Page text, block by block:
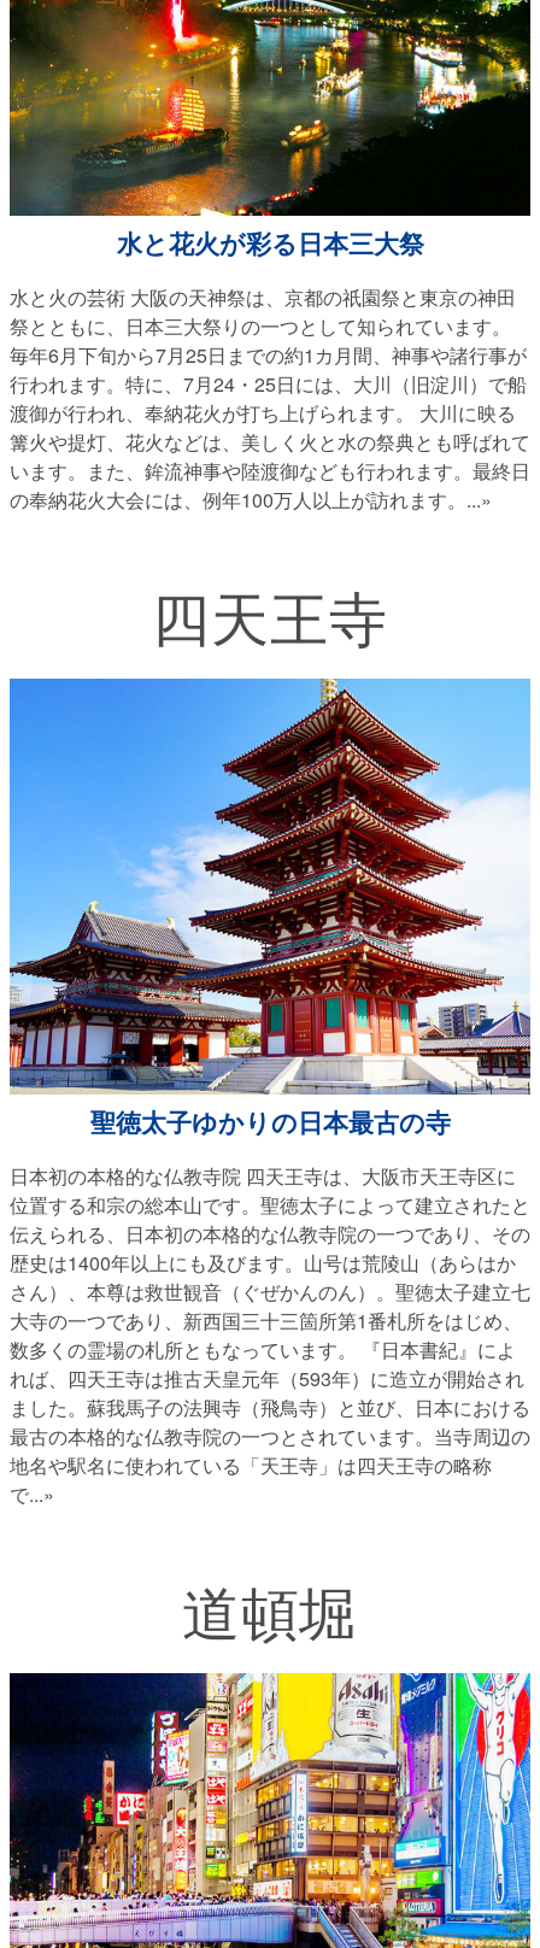
水と花火が彩る日本三大祭
水と火の芸術 大阪の天神祭は、京都の祇園祭と東京の神田
祭とともに、日本三大祭りの一つとして知られています。
毎年6月下旬から7月25日までの約1カ月間、神事や諸行事が
行われます。特に、7月24・25日には、大川（旧淀川）で船
渡御が行われ、奉納花火が打ち上げられます。 大川に映る
篝火や提灯、花火などは、美しく火と水の祭典とも呼ばれて
います。また、鉾流神事や陸渡御なども行われます。最終日
の奉納花火大会には、例年100万人以上が訪れます。 ...»
四天王寺
聖徳太子ゆかりの日本最古の寺
日本初の本格的な仏教寺院 四天王寺は、大阪市天王寺区に
位置する和宗の総本山です。聖徳太子によって建立されたと
伝えられる、日本初の本格的な仏教寺院の一つであり、その
歴史は1400年以上にも及びます。山号は荒陵山（あらはか
さん）、本尊は救世観音（ぐぜかんのん）。聖徳太子建立七
大寺の一つであり、新西国三十三箇所第1番札所をはじめ、
数多くの霊場の札所ともなっています。 『日本書紀』によ
れば、四天王寺は推古天皇元年（593年）に造立が開始され
ました。蘇我馬子の法興寺（飛鳥寺）と並び、日本における
最古の本格的な仏教寺院の一つとされています。当寺周辺の
地名や駅名に使われている「天王寺」は四天王寺の略称
で...»
道頓堀